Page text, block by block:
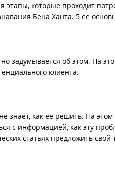
этапы, которые проходит
Бена Ханта. 5 ее
задумывается об этом. На
клиента.
знает, как ее решить. На
с информацией, как эту
статьях предложить свой